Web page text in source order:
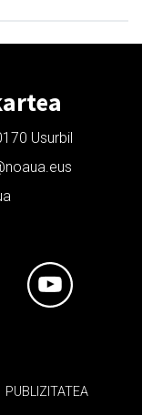
Usurbil
PUBLIZITATEA